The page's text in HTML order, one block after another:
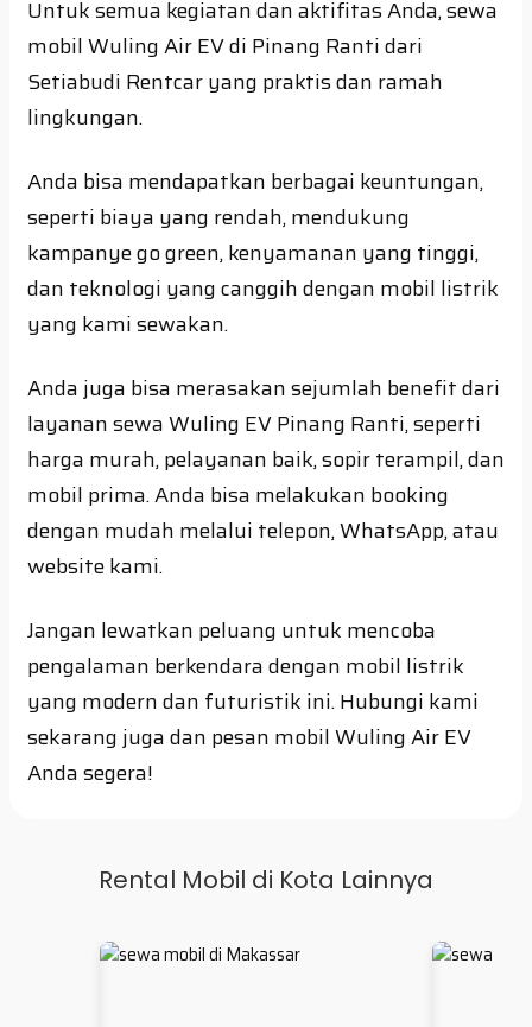
Untuk semua kegiatan dan aktifitas Anda, sewa
mobil Wuling Air EV di Pinang Ranti dari
Setiabudi Rentcar yang praktis dan ramah
lingkungan.
Anda bisa mendapatkan berbagai keuntungan,
seperti biaya yang rendah, mendukung
kampanye go green, kenyamanan yang tinggi,
dan teknologi yang canggih dengan mobil listrik
yang kami sewakan.
Anda juga bisa merasakan sejumlah benefit dari
layanan sewa Wuling EV Pinang Ranti, seperti
harga murah, pelayanan baik, sopir terampil, dan
mobil prima. Anda bisa melakukan booking
dengan mudah melalui telepon, WhatsApp, atau
website kami.
Jangan lewatkan peluang untuk mencoba
pengalaman berkendara dengan mobil listrik
yang modern dan futuristik ini. Hubungi kami
sekarang juga dan pesan mobil Wuling Air EV
Anda segera!
Rental Mobil di Kota Lainnya